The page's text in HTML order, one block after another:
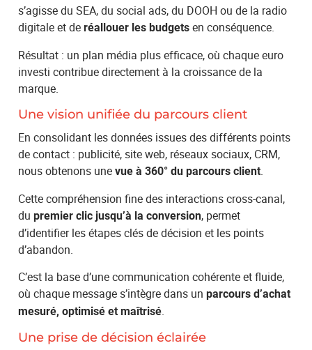
s’agisse du SEA, du social ads, du DOOH ou de la radio
digitale et deréallouer les budgets en conséquence.
Résultat : un plan média plus efficace, où chaque euro
investi contribue directement à la croissance de la
marque.
Une vision unifiée du parcours client
En consolidant les données issues des différents points
de contact : publicité, site web, réseaux sociaux, CRM,
nous obtenons unevue à 360° du parcours client.
Cette compréhension fine des interactions cross-canal,
dupremier clic jusqu’à la conversion, permet
d’identifier les étapes clés de décision et les points
d’abandon.
C’est la base d’une communication cohérente et fluide,
où chaque message s’intègre dans unparcours d’achat
mesuré, optimisé et maîtrisé.
Une prise de décision éclairée